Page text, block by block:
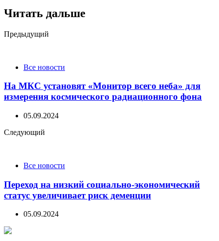
Читать дальше
Post
Предыдущий
Все новости
На МКС установят «Монитор всего неба» для
измерения космического радиационного фона
05.09.2024
Следующий
Все новости
Переход на низкий социально-экономический
статус увеличивает риск деменции
05.09.2024